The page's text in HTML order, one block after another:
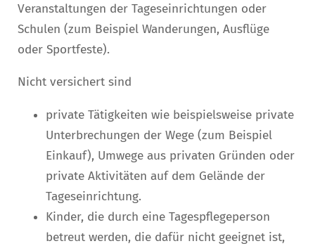
Veranstaltungen der Tageseinrichtungen oder
Schulen (zum Beispiel Wanderungen, Ausflüge
oder Sportfeste).
Nicht versichert sind
private Tätigkeiten wie beispielsweise private
Unterbrechungen der Wege (zum Beispiel
Einkauf), Umwege aus privaten Gründen oder
private Aktivitäten auf dem Gelände der
Tageseinrichtung.
Kinder, die durch eine Tagespflegeperson
betreut werden, die dafür nicht geeignet ist,